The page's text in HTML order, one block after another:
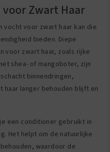
Zwart Haar
vocht voor zwart haar kan die
bieden. Diepe
voor zwart haar, zoals rijke
shea- of mangoboter, zijn
binnendringen,
haar langer behouden blijft en
een conditioner gebruikt in
Het helpt om de natuurlijke
waardoor de